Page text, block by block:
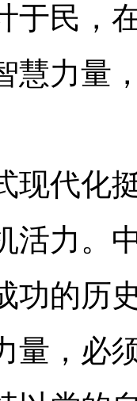
于民，
慧力量
代化挺
活力。
功的历
量，必